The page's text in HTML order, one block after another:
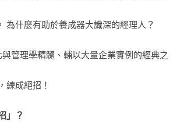
為什麼有助於養成器大識深的經理人？
管理學精髓、輔以大量企業實例的經典之
練成絕招！
」？